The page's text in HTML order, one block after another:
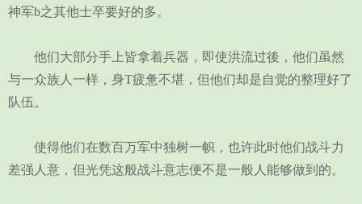
神军b之其他士卒要好的多。
他们大部分手上皆拿着兵器，即使洪流过後，他们虽然
与一众族人一样，身T疲惫不堪，但他们却是自觉的整理好了
队伍。
使得他们在数百万军中独树一帜，也许此时他们战斗力
差强人意，但光凭这般战斗意志便不是一般人能够做到的。